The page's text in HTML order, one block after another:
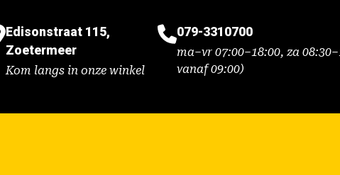
Edisonstraat 115,
Zoetermeer
Kom langs in onze winkel
079-3310700
ma–vr 07:00–18:00, za
vanaf 09:00)